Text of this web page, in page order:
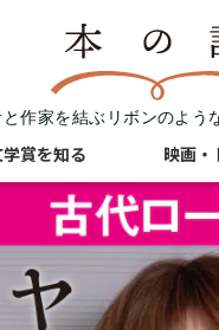
と作家を結ぶリボンのよう
学賞を知る 映画・